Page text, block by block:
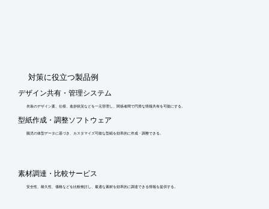
​対策に役立つ製品例
デザイン共有・管理システム
衣装のデザイン案、仕様、進捗状況などを一元管理し、関係者間で円滑な情報共有を可能にする。
型紙作成・調整ソフトウェア
園児の体型データに基づき、カスタマイズ可能な型紙を効率的に作成・調整できる。
素材調達・比較サービス
安全性、耐久性、価格などを比較検討し、最適な素材を効率的に調達できる情報を提供する。